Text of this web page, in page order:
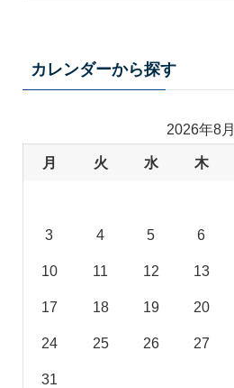
カレンダーから探す
2026年8月
月 火 水 木
3 4 5 6
10 11 12 13
17 18 19 20
24 25 26 27
31